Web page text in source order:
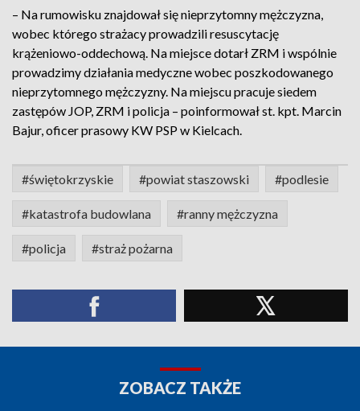
– Na rumowisku znajdował się nieprzytomny mężczyzna,
wobec którego strażacy prowadzili resuscytację
krążeniowo-oddechową. Na miejsce dotarł ZRM i wspólnie
prowadzimy działania medyczne wobec poszkodowanego
nieprzytomnego mężczyzny. Na miejscu pracuje siedem
zastępów JOP, ZRM i policja – poinformował st. kpt. Marcin
Bajur, oficer prasowy KW PSP w Kielcach.
#świętokrzyskie #powiat staszowski #podlesie
#katastrofa budowlana #ranny mężczyzna
#policja #straż pożarna
ZOBACZ TAKŻE